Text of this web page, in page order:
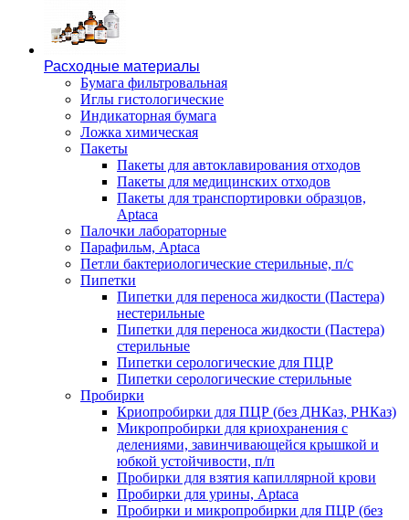
Расходные материалы
Бумага фильтровальная
Иглы гистологические
Индикаторная бумага
Ложка химическая
Пакеты
Пакеты для автоклавирования отходов
Пакеты для медицинских отходов
Пакеты для транспортировки образцов,
Aptaca
Палочки лабораторные
Парафильм, Aptaca
Петли бактериологические стерильные, п/с
Пипетки
Пипетки для переноса жидкости (Пастера)
нестерильные
Пипетки для переноса жидкости (Пастера)
стерильные
Пипетки серологические для ПЦР
Пипетки серологические стерильные
Пробирки
Криопробирки для ПЦР (без ДНКаз, РНКаз)
Микропробирки для криохранения с
делениями, завинчивающейся крышкой и
юбкой устойчивости, п/п
Пробирки для взятия капиллярной крови
Пробирки для урины, Aptaca
Пробирки и микропробирки для ПЦР (без